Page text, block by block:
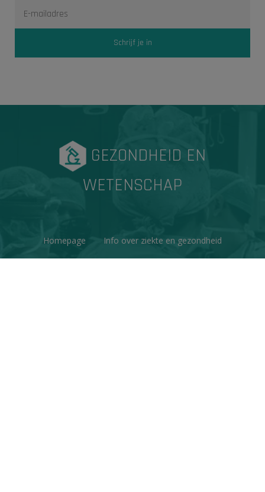
GEZONDHEID EN
WETENSCHAP
Homepage Info over ziekte en gezondheid